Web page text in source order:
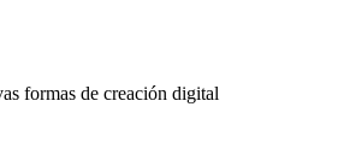
formas de creación digital